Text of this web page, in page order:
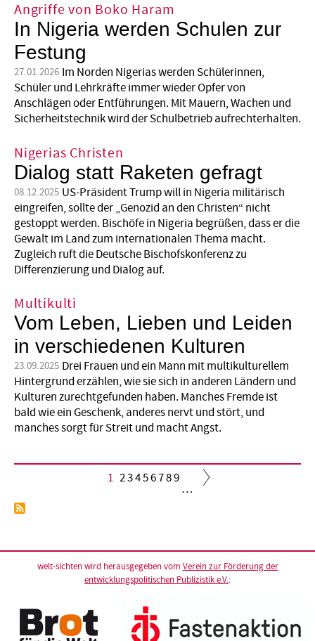
Angriffe von Boko Haram
In Nigeria werden Schulen zur
Festung
27.01.2026 Im Norden Nigerias werden Schülerinnen,
Schüler und Lehrkräfte immer wieder Opfer von
Anschlägen oder Entführungen. Mit Mauern, Wachen und
Sicherheitstechnik wird der Schulbetrieb aufrechterhalten.
Nigerias Christen
Dialog statt Raketen gefragt
08.12.2025 US-Präsident Trump will in Nigeria militärisch
eingreifen, sollte der „Genozid an den Christen“ nicht
gestoppt werden. Bischöfe in Nigeria begrüßen, dass er die
Gewalt im Land zum internationalen Thema macht.
Zugleich ruft die Deutsche Bischofskonferenz zu
Differenzierung und Dialog auf.
Multikulti
Vom Leben, Lieben und Leiden
in verschiedenen Kulturen
23.09.2025 Drei Frauen und ein Mann mit multi­kulturellem
Hintergrund erzählen, wie sie sich in anderen Ländern und
Kulturen zurechtgefunden haben. Manches Fremde ist
bald wie ein Geschenk, anderes nervt und stört, und
manches sorgt für Streit und macht Angst.
Seitennummerierung
Aktuelle
1 Seite
2Seite
3Seite
4Seite
5Seite
6Seite
7Seite
8Seite
9
…
welt-sichten wird herausgegeben vom Verein zur Förderung der
entwicklungspolitischen Publizistik e.V.: